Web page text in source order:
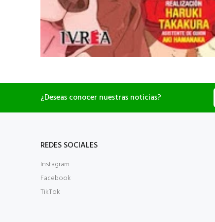
¿Deseas conocer nuestras noticias?
REDES SOCIALES
Instagram
Facebook
TikTok